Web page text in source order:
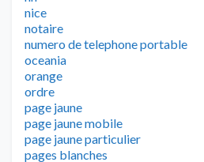
nice
notaire
numero de telephone portable
oceania
orange
ordre
page jaune
page jaune mobile
page jaune particulier
pages blanches